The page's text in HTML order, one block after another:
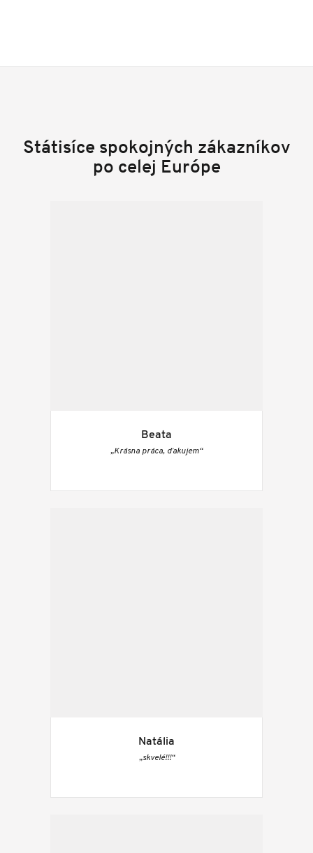
Státisíce spokojných zákazníkov
po celej Európe
Beata
„Krásna práca, ďakujem“
Natália
„skvelé!!!“